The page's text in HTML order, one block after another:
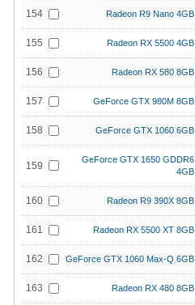
154 Radeon R9 Nano 4GB
155 Radeon RX 5500 4GB
156 Radeon RX 580 8GB
157 GeForce GTX 980M 8GB
158 GeForce GTX 1060 6GB
159
GeForce GTX 1650 GDDR6
4GB
160 Radeon R9 390X 8GB
161 Radeon RX 5500 XT 8GB
162 GeForce GTX 1060 Max-Q 6GB
163 Radeon RX 480 8GB